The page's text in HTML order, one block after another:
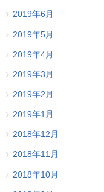
2019年6月
2019年5月
2019年4月
2019年3月
2019年2月
2019年1月
2018年12月
2018年11月
2018年10月